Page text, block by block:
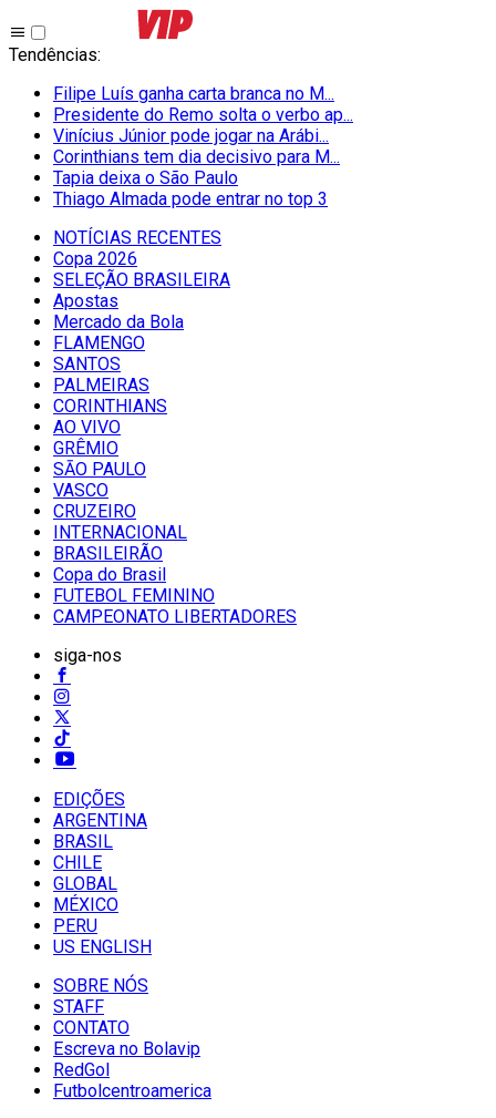
Tendências:
Filipe Luís ganha carta branca no M...
Presidente do Remo solta o verbo ap...
Vinícius Júnior pode jogar na Arábi...
Corinthians tem dia decisivo para M...
Tapia deixa o São Paulo
Thiago Almada pode entrar no top 3
NOTÍCIAS RECENTES
Copa 2026
SELEÇÃO BRASILEIRA
Apostas
Mercado da Bola
FLAMENGO
SANTOS
PALMEIRAS
CORINTHIANS
AO VIVO
GRÊMIO
SĀO PAULO
VASCO
CRUZEIRO
INTERNACIONAL
BRASILEIRÃO
Copa do Brasil
FUTEBOL FEMININO
CAMPEONATO LIBERTADORES
siga-nos
EDIÇÕES
ARGENTINA
BRASIL
CHILE
GLOBAL
MÉXICO
PERU
US ENGLISH
SOBRE NÓS
STAFF
CONTATO
Escreva no Bolavip
RedGol
Futbolcentroamerica